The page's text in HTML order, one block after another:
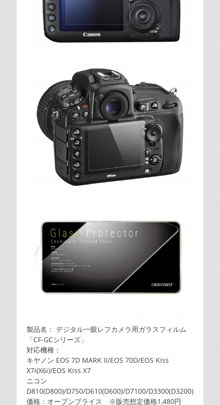
製品名： デジタル一眼レフカメラ用ガラスフィルム
「CF-GCシリーズ」
対応機種：
キヤノン EOS 7D MARK II/EOS 70D/EOS Kiss
X7i(X6i)/EOS Kiss X7
ニコン
D810(D800)/D750/D610(D600)/D7100/D3300(D3200)
価格：オープンプライス ※販売想定価格1,480円